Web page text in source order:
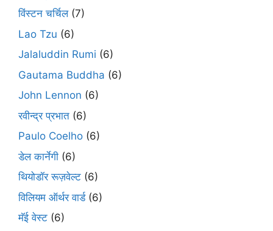
विंस्टन चर्चिल(7)
Lao Tzu (6)
Jalaluddin Rumi (6)
Gautama Buddha (6)
John Lennon (6)
रवीन्द्र प्रभात (6)
Paulo Coelho (6)
डेल कार्नेगी (6)
थियोडॉर रूज़वेल्ट (6)
विलियम ऑर्थर वार्ड(6)
मॅई वेस्ट (6)